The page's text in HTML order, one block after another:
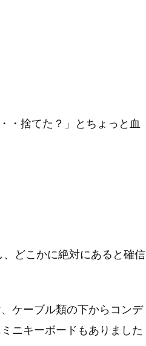
・捨てた？」とちょっと血
どこかに絶対にあると確信
ケーブル類の下からコンデ
ニキーボードもありました